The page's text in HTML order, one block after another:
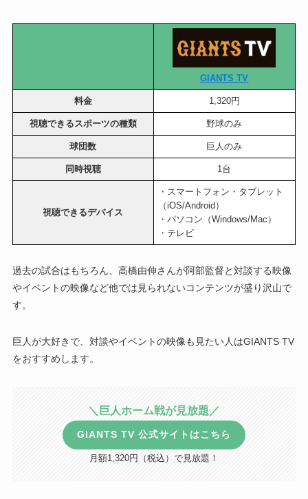
GIANTS TV
料金 1,320円
視聴できるスポーツの種類 野球のみ
球団数 巨人のみ
同時視聴 1台
視聴できるデバイス
・スマートフォン・タブレット
（iOS/Android）
・パソコン（Windows/Mac）
・テレビ
過去の試合はもちろん、高橋由伸さんが阿部監督と対談する映像
やイベントの映像など他では見られないコンテンツが盛り沢山で
す。
巨人が大好きで、対談やイベントの映像も見たい人はGIANTS TV
をおすすめします。
＼巨人ホーム戦が見放題／
GIANTS TV 公式サイトはこちら
月額1,320円（税込）で見放題！